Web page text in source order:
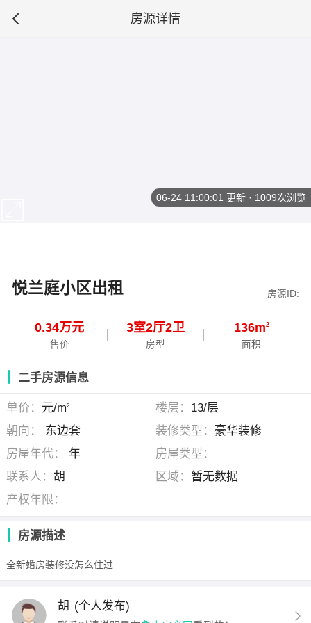
房源详情
悦兰庭小区出租 房源ID:
0.34万元
售价
3室2厅2卫
房型
136m2
面积
06-24 11:00:01 更新 · 1009次浏览
二手房源信息
单价： 元/m2 楼层： 13/层
朝向：
东边套 装修类型： 豪华装修
房屋年代：
年
房屋类型：
联系人： 胡 区域： 暂无数据
产权年限：
房源描述
全新婚房装修没怎么住过
胡 (个人发布)